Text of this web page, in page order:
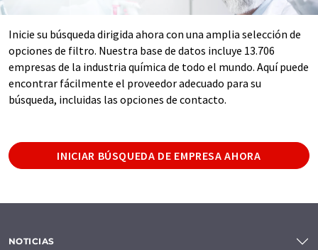
Inicie su búsqueda dirigida ahora con una amplia selección de
opciones de filtro. Nuestra base de datos incluye 13.706
empresas de la industria química de todo el mundo. Aquí puede
encontrar fácilmente el proveedor adecuado para su
búsqueda, incluidas las opciones de contacto.
INICIAR BÚSQUEDA DE EMPRESA AHORA
NOTICIAS